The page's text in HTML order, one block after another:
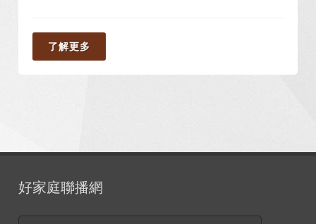
了解更多
好家庭聯播網